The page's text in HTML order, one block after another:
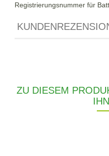
Registrierungsnummer für
ZU DIESEM